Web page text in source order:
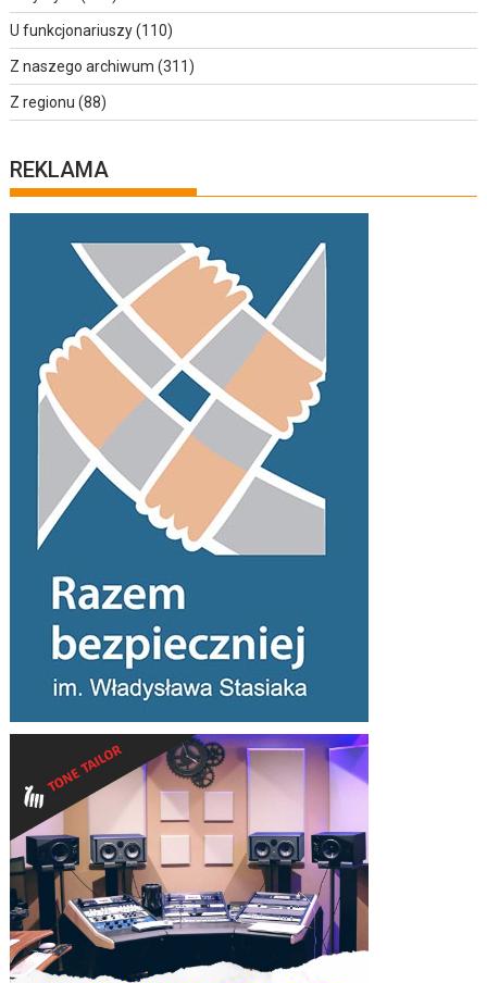
U funkcjonariuszy(110)
Z naszego archiwum (311)
Z regionu (88)
REKLAMA